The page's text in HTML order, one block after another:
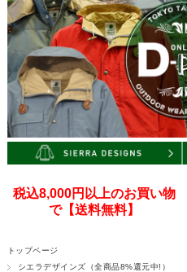
税込8,000円以上のお買い物
で【送料無料】
トップページ
シエラデザインズ（全商品8%還元中!）